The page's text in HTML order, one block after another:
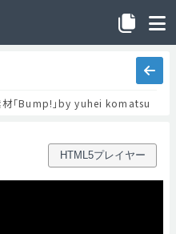
材「Bump!」by yuhei komatsu
HTML5プレイヤー